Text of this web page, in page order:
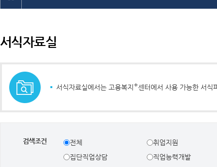
서식자료실
서식자료실에서는 고용복지 +센터에서 사용 가능한 서식
검색조건 전체
취업지원
집단직업상담
직업능력개발